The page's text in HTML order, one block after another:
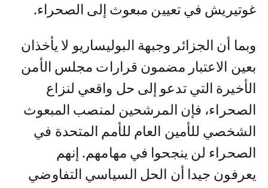
غوتيريش في تعيين مبعوث إلى الصحراء.
وبما أن الجزائر وجبهة البوليساريو لا يأخذان
بعين الاعتبار مضمون قرارات مجلس الأمن
الأخيرة التي تدعو إلى حل واقعي لنزاع
الصحراء، فإن المرشحين لمنصب المبعوث
الشخصي للأمين العام للأمم المتحدة في
الصحراء لن ينجحوا في مهامهم. إنهم
يعرفون جيدا أن الحل السياسي التفاوضي